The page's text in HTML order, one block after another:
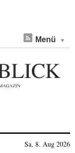
Menü
Sa, 8. Aug 2026